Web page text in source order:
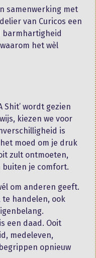
samenwerking met
van Curicos een
barmhartigheid
het wèl
Shit’ wordt gezien
kiezen we voor
is
moed om je druk
zult ontmoeten,
buiten je comfort.
om anderen geeft.
handelen, ook
een daad. Ooit
medeleven,
opnieuw